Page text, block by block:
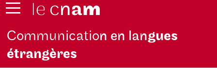
Communication en langues
étrangères